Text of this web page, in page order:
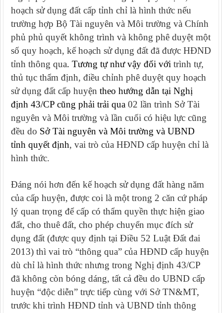
hoạch sử dụng đất cấp tỉnh chỉ là hình thức nếu
trường hợp Bộ Tài nguyên và Môi trường và Chính
phủ phủ quyết không trình và không phê duyệt một
số quy hoạch, kế hoạch sử dụng đất đã được HĐND
tỉnh thông qua. Tương tự như vậy đối với trình tự,
thủ tục thẩm định, điều chỉnh phê duyệt quy hoạch
sử dụng đất cấp huyện theo hướng dẫn tại Nghị
định 43/CP cũng phải trải qua 02 lần trình Sở Tài
nguyên và Môi trường và lần cuối có hiệu lực cũng
đều do Sở Tài nguyên và Môi trường và UBND
tỉnh quyết định, vai trò của HĐND cấp huyện chỉ là
hình thức.
Đáng nói hơn đến kế hoạch sử dụng đất hàng năm
của cấp huyện, được coi là một trong 2 căn cứ pháp
lý quan trọng để cấp có thẩm quyền thực hiện giao
đất, cho thuê đất, cho phép chuyển mục đích sử
dụng đất (được quy định tại Điều 52 Luật Đất đai
2013) thì vai trò “thông qua” của HĐND cấp huyện
dù chỉ là hình thức nhưng trong Nghị định 43/CP
đã không còn bóng dáng, tất cả đều do UBND cấp
huyện “độc diễn” trực tiếp cùng với Sở TN&MT,
trước khi trình HĐND tỉnh và UBND tỉnh thông